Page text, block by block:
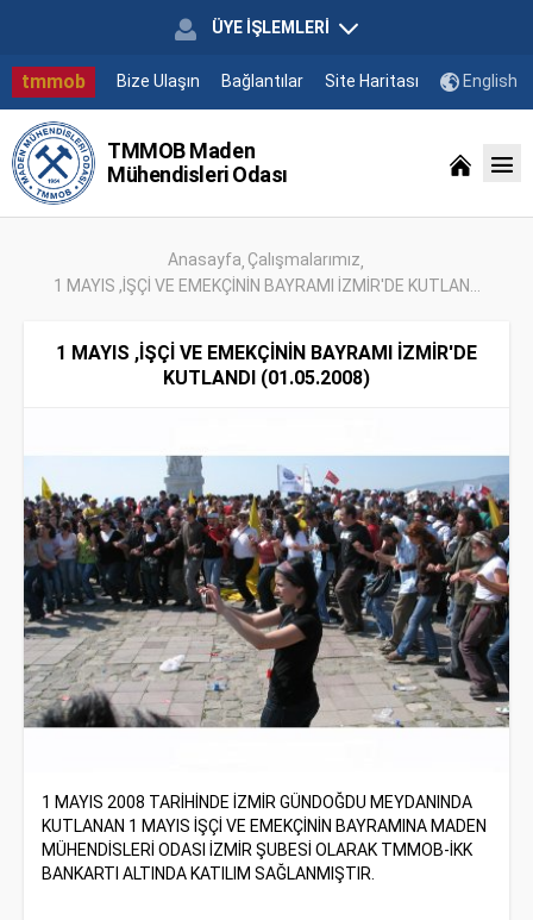
ÜYE İŞLEMLERİ
tmmob Bize Ulaşın Bağlantılar Site Haritası English
TMMOB Maden
Mühendisleri Odası
Anasayfa Çalışmalarımız
1 MAYIS ,İŞÇİ VE EMEKÇİNİN BAYRAMI İZMİR'DE KUTLAN...
1 MAYIS ,İŞÇİ VE EMEKÇİNİN BAYRAMI İZMİR'DE
KUTLANDI (01.05.2008)
1 MAYIS 2008 TARİHİNDE İZMİR GÜNDOĞDU MEYDANINDA
KUTLANAN 1 MAYIS İŞÇİ VE EMEKÇİNİN BAYRAMINA MADEN
MÜHENDİSLERİ ODASI İZMİR ŞUBESİ OLARAK TMMOB-İKK
BANKARTI ALTINDA KATILIM SAĞLANMIŞTIR.